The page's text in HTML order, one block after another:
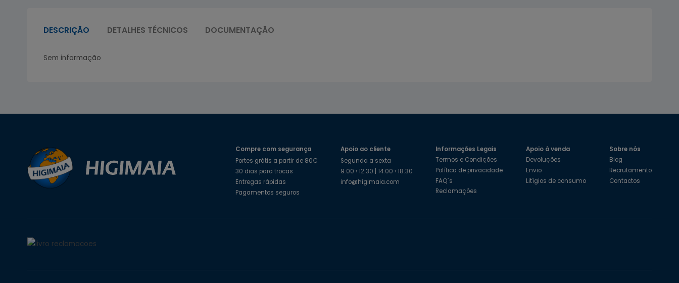
DESCRIÇÃO DETALHES TÉCNICOS DOCUMENTAÇÃO
Sem informação
Compre com segurança
Portes grátis a partir de 80€
30 dias para trocas
Entregas rápidas
Pagamentos seguros
Apoio ao cliente
Segunda a sexta
9:00 › 12:30 | 14:00 › 18:30
info@higimaia.com
Informações Legais
Termos e Condições
Política de privacidade
FAQ´s
Reclamações
Apoio à venda
Devoluções
Envio
Litígios de consumo
Sobre nós
Blog
Recrutamento
Contactos